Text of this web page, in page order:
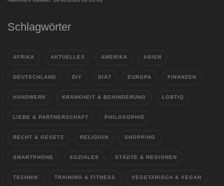
Schlagwörter
AFRIKA AKTUELLES AMERIKA ASIEN
DEUTSCHLAND DIY DIÄT EUROPA FINANZEN
HANDWERK KRANKHEIT & BEHINDERUNG LGBTIQ
LIEBE & PARTNERSCHAFT PHILOSOPHIE
RECHT & GESETZ RELIGION SHOPPING
SMARTPHONE SOZIALES STÄDTE & REGIONEN
TECHNIK TRAINING & FITNESS VEGETARISCH & VEGAN